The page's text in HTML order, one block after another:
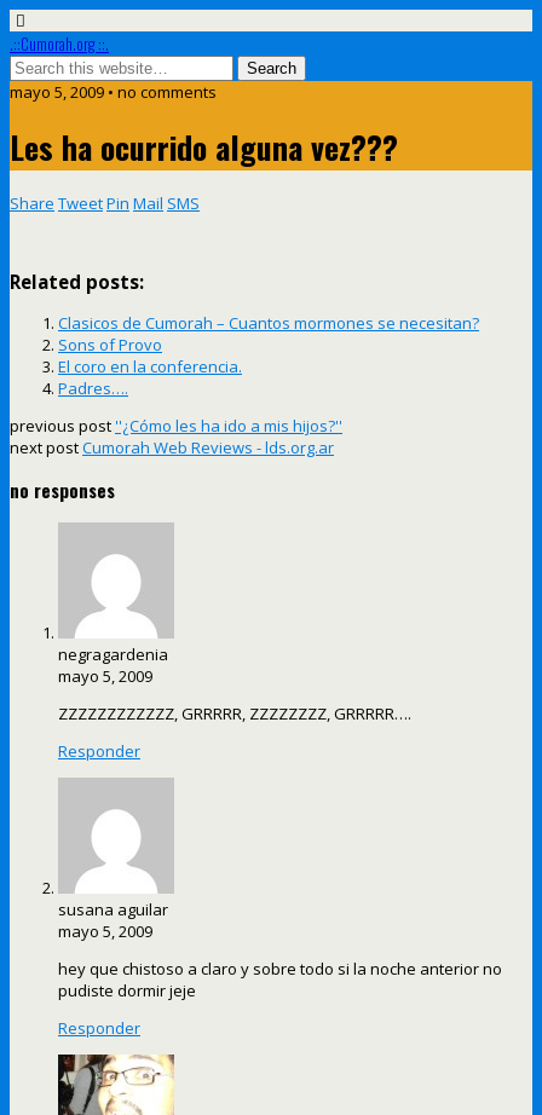
.::Cumorah.org ::.
mayo 5, 2009 • no comments
Les ha ocurrido alguna vez???
Share TweetPin Mail SMS
Related posts:
Clasicos de Cumorah – Cuantos mormones se necesitan?
Sons of Provo
El coro en la conferencia.
Padres….
previous post ''¿Cómo les ha ido a mis hijos?''
next postCumorah Web Reviews - lds.org.ar
no responses
negragardenia
mayo 5, 2009
ZZZZZZZZZZZZ, GRRRRR, ZZZZZZZZ, GRRRRR….
Responder
susana aguilar
mayo 5, 2009
hey que chistoso a claro y sobre todo si la noche anterior no
pudiste dormir jeje
Responder